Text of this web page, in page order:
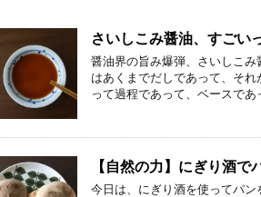
さいしこみ醤油、すごい
醤油界の旨み爆弾、さいしこ
はあくまでだしであって、そ
って過程であって、ベースであ
【自然の力】にぎり酒で
今日は、にぎり酒を使ってパ